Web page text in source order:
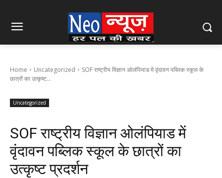
Home Uncategorized
SOF राष्ट्रीय विज्ञान ओलंपियाड में वृंदावन पब्लिक स्कूल के
छात्रों का उत्कृष्ट...
Uncategorized
SOF राष्ट्रीय विज्ञान ओलंपियाड में
वृंदावन पब्लिक स्कूल के छात्रों का
उत्कृष्ट प्रदर्शन